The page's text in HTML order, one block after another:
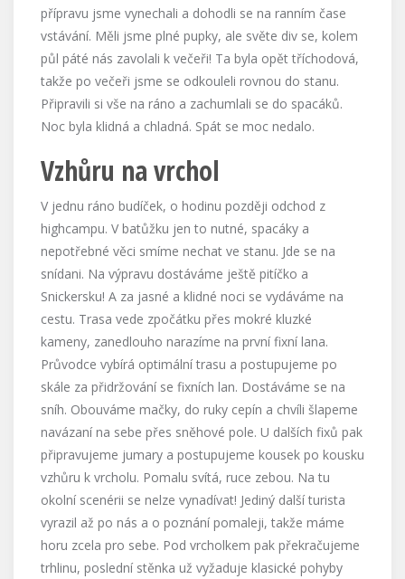
přípravu jsme vynechali a dohodli se na ranním čase
vstávání. Měli jsme plné pupky, ale světe div se, kolem
půl páté nás zavolali k večeři! Ta byla opět tříchodová,
takže po večeři jsme se odkouleli rovnou do stanu.
Připravili si vše na ráno a zachumlali se do spacáků.
Noc byla klidná a chladná. Spát se moc nedalo.
Vzhůru na vrchol
V jednu ráno budíček, o hodinu později odchod z
highcampu. V batůžku jen to nutné, spacáky a
nepotřebné věci smíme nechat ve stanu. Jde se na
snídani. Na výpravu dostáváme ještě pitíčko a
Snickersku! A za jasné a klidné noci se vydáváme na
cestu. Trasa vede zpočátku přes mokré kluzké
kameny, zanedlouho narazíme na první fixní lana.
Průvodce vybírá optimální trasu a postupujeme po
skále za přidržování se fixních lan. Dostáváme se na
sníh. Obouváme mačky, do ruky cepín a chvíli šlapeme
navázaní na sebe přes sněhové pole. U dalších fixů pak
připravujeme jumary a postupujeme kousek po kousku
vzhůru k vrcholu. Pomalu svítá, ruce zebou. Na tu
okolní scenérii se nelze vynadívat! Jediný další turista
vyrazil až po nás a o poznání pomaleji, takže máme
horu zcela pro sebe. Pod vrcholkem pak překračujeme
trhlinu, poslední stěnka už vyžaduje klasické pohyby